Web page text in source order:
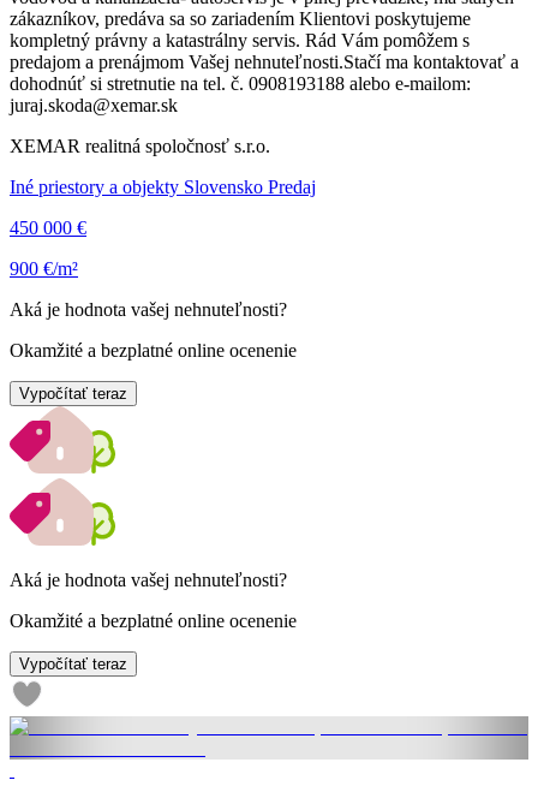
zákazníkov, predáva sa so zariadením Klientovi poskytujeme
kompletný právny a katastrálny servis. Rád Vám pomôžem s
predajom a prenájmom Vašej nehnuteľnosti.Stačí ma kontaktovať a
dohodnúť si stretnutie na tel. č. 0908193188 alebo e-mailom:
juraj.skoda@xemar.sk
XEMAR realitná spoločnosť s.r.o.
Iné priestory a objekty Slovensko Predaj
450 000 €
900 €/m²
Aká je hodnota vašej nehnuteľnosti?
Okamžité a bezplatné online ocenenie
Vypočítať teraz
Aká je hodnota vašej nehnuteľnosti?
Okamžité a bezplatné online ocenenie
Vypočítať teraz